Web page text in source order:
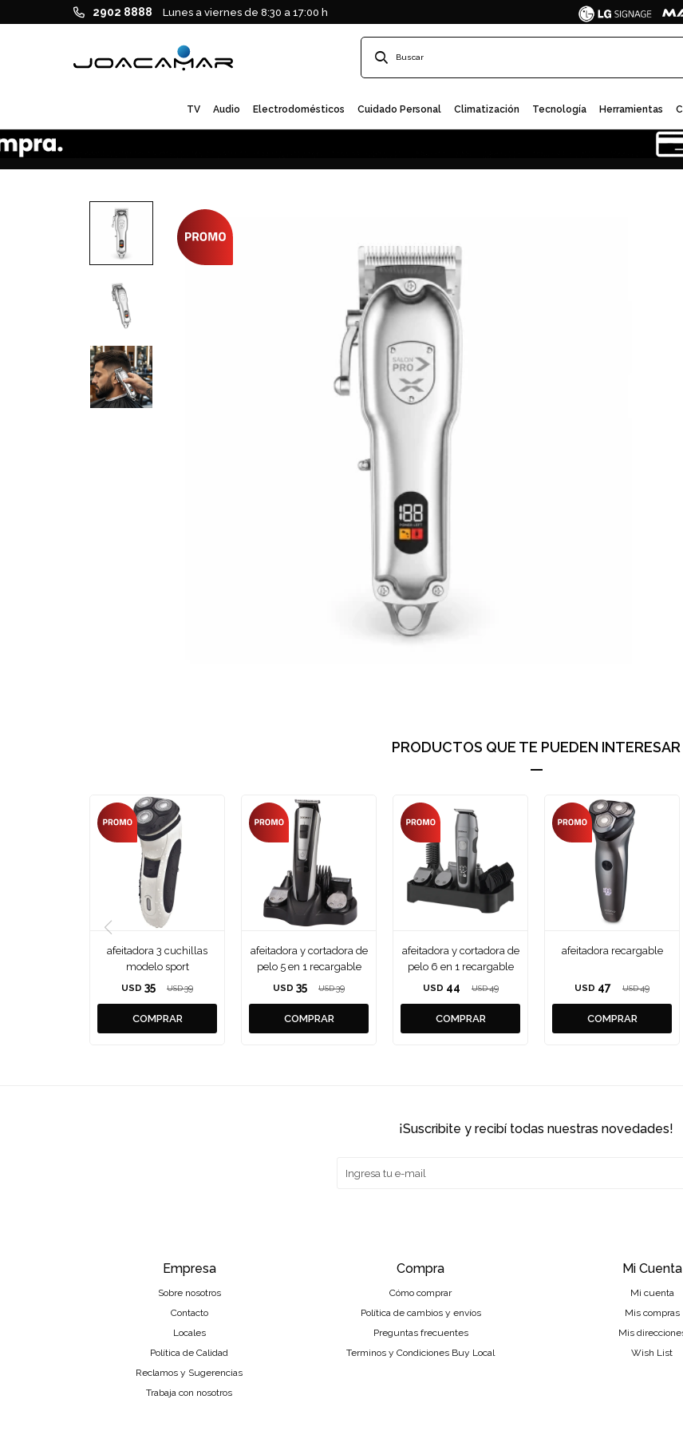
TV Audio Electrodomésticos Cuidado Personal Climatización Tecnología Herramientas
2902 8888 Lunes a viernes de 8:30 a 17:00 h
PRODUCTOS QUE TE PUEDEN INTERESAR
afeitadora 3 cuchillas
modelo sport
USD 35 USD 39
afeitadora y cortadora de
pelo 5 en 1 recargable
USD 35 USD 39
afeitadora y cortadora de
pelo 6 en 1 recargable
USD 44 USD 49
afeitadora recargable
USD 47 USD 49
Empresa
Sobre nosotros
Contacto
Locales
Política de Calidad
Reclamos y Sugerencias
Trabaja con nosotros
Compra
Cómo comprar
Política de cambios y envíos
Preguntas frecuentes
Terminos y Condiciones Buy Local
Mi Cuenta
Mi cuenta
Mis compras
Mis
Wish List
¡suscribite y recibí todas nuestras novedades!